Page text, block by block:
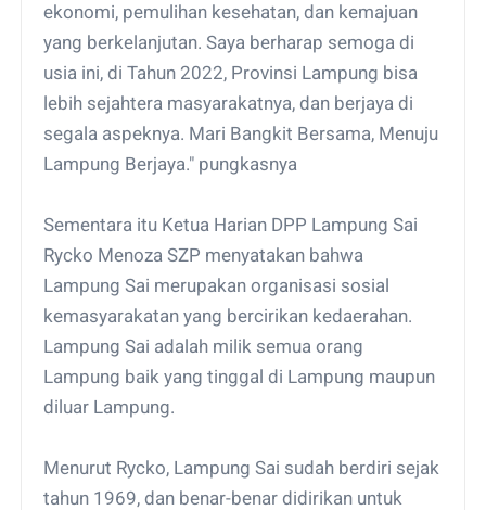
ekonomi, pemulihan kesehatan, dan kemajuan
yang berkelanjutan. Saya berharap semoga di
usia ini, di Tahun 2022, Provinsi Lampung bisa
lebih sejahtera masyarakatnya, dan berjaya di
segala aspeknya. Mari Bangkit Bersama, Menuju
Lampung Berjaya." pungkasnya
Sementara itu Ketua Harian DPP Lampung Sai
Rycko Menoza SZP menyatakan bahwa
Lampung Sai merupakan organisasi sosial
kemasyarakatan yang bercirikan kedaerahan.
Lampung Sai adalah milik semua orang
Lampung baik yang tinggal di Lampung maupun
diluar Lampung.
Menurut Rycko, Lampung Sai sudah berdiri sejak
tahun 1969, dan benar-benar didirikan untuk